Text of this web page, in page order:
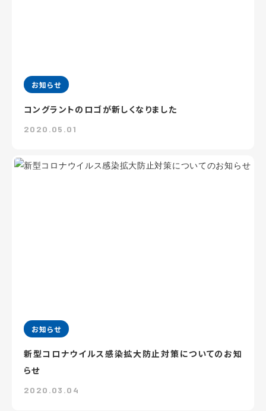
お知らせ
コングラントのロゴが新しくなりました
2020.05.01
お知らせ
新型コロナウイルス感染拡大防止対策についてのお知
らせ
2020.03.04